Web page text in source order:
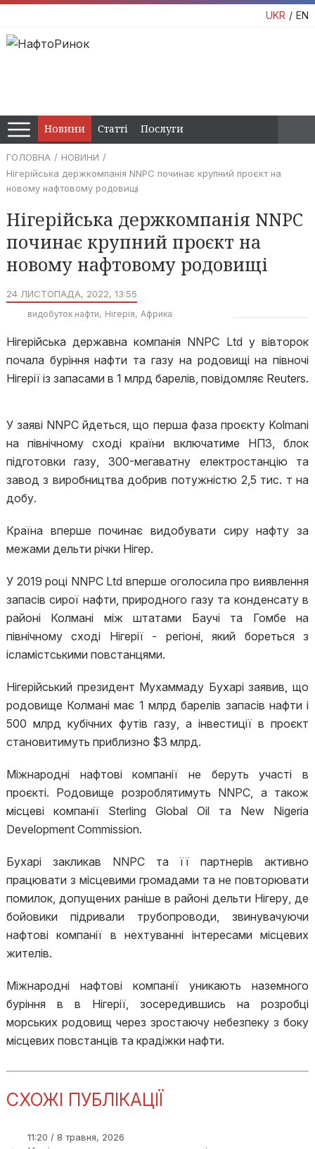
UKR EN
Новини Статті Послуги
ГОЛОВНА
НОВИНИ
Нігерійська держкомпанія NNPC починає крупний проєкт на
новому нафтовому родовищі
Нігерійська держкомпанія NNPC
починає крупний проєкт на
новому нафтовому родовищі
24 ЛИСТОПАДА, 2022, 13:55
видобуток нафти Нігерія Африка
Нігерійська державна компанія NNPC Ltd у вівторок
почала буріння нафти та газу на родовищі на півночі
Нігерії із запасами в 1 млрд барелів, повідомляє Reuters.
У заяві NNPC йдеться, що перша фаза проєкту Kolmani
на північному сході країни включатиме НПЗ, блок
підготовки газу, 300-мегаватну електростанцію та
завод з виробництва добрив потужністю 2,5 тис. т на
добу.
Країна вперше починає видобувати сиру нафту за
межами дельти річки Нігер.
У 2019 році NNPC Ltd вперше оголосила про виявлення
запасів сирої нафти, природного газу та конденсату в
районі Колмані між штатами Баучі та Гомбе на
північному сході Нігерії - регіоні, який бореться з
ісламістськими повстанцями.
Нігерійський президент Мухаммаду Бухарі заявив, що
родовище Колмані має 1 млрд барелів запасів нафти і
500 млрд кубічних футів газу, а інвестиції в проєкт
становитимуть приблизно $3 млрд.
Міжнародні нафтові компанії не беруть участі в
проєкті. Родовище розроблятимуть NNPC, а також
місцеві компанії Sterling Global Oil та New Nigeria
Development Commission.
Бухарі закликав NNPC та її партнерів активно
працювати з місцевими громадами та не повторювати
помилок, допущених раніше в районі дельти Нігеру, де
бойовики підривали трубопроводи, звинувачуючи
нафтові компанії в нехтуванні інтересами місцевих
жителів.
Міжнародні нафтові компанії уникають наземного
буріння в в Нігерії, зосередившись на розробці
морських родовищ через зростаючу небезпеку з боку
місцевих повстанців та крадіжки нафти.
СХОЖІ ПУБЛІКАЦІЇ
11:20 / 8 травня, 2026